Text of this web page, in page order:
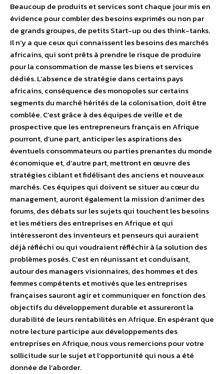
Beaucoup de produits et services sont chaque jour mis en
évidence pour combler des besoins exprimés ou non par
de grands groupes, de petits Start-up ou des think-tanks.
Il n’y a que ceux qui connaissent les besoins des marchés
africains, qui sont prêts à prendre le risque de produire
pour la consommation de masse les biens et services
dédiés. L’absence de stratégie dans certains pays
africains, conséquence des monopoles sur certains
segments du marché hérités de la colonisation, doit être
comblée. C’est grâce à des équipes de veille et de
prospective que les entrepreneurs français en Afrique
pourront, d’une part, anticiper les aspirations des
éventuels consommateurs ou parties prenantes du monde
économique et, d’autre part, mettront en œuvre des
stratégies ciblant et fidélisant des anciens et nouveaux
marchés. Ces équipes qui doivent se situer au cœur du
management, auront également la mission d’animer des
forums, des débats sur les sujets qui touchent les besoins
et les métiers des entreprises en Afrique et qui
intéresseront des inventeurs et penseurs qui auraient
déjà réfléchi ou qui voudraient réfléchir à la solution des
problèmes posés. C’est en réunissant et conduisant,
autour des managers visionnaires, des hommes et des
femmes compétents et motivés que les entreprises
françaises sauront agir et communiquer en fonction des
objectifs du développement durable et assureront la
durabilité de leurs rentabilités en Afrique. En espérant que
notre lecture participe aux développements des
entreprises en Afrique, nous vous remercions pour votre
sollicitude sur le sujet et l’opportunité qui nous a été
donnée de l’aborder.